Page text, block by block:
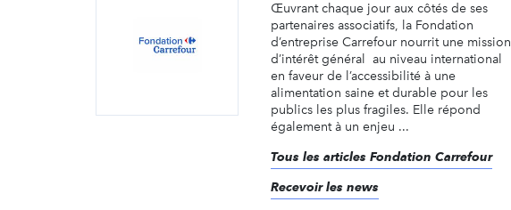
Œuvrant chaque jour aux côtés de ses
partenaires associatifs, la Fondation
d’entreprise Carrefour nourrit une mission
d’intérêt général au niveau international
en faveur de l’accessibilité à une
alimentation saine et durable pour les
publics les plus fragiles. Elle répond
également à un enjeu ...
Tous les articles Fondation Carrefour
Recevoir les news